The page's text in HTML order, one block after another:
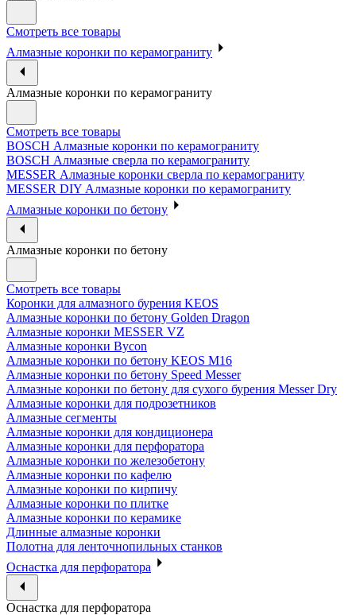
Смотреть все товары
Алмазные коронки по керамограниту
Алмазные коронки по керамограниту
Смотреть все товары
BOSCH Алмазные коронки по керамограниту
BOSCH Алмазные сверла по керамограниту
MESSER Алмазные коронки сверла по керамограниту
MESSER DIY Алмазные коронки по керамограниту
Алмазные коронки по бетону
Алмазные коронки по бетону
Смотреть все товары
Коронки для алмазного бурения KEOS
Алмазные коронки по бетону Golden Dragon
Алмазные коронки MESSER VZ
Алмазные коронки Bycon
Алмазные коронки по бетону KEOS M16
Алмазные коронки по бетону Speed Messer
Алмазные коронки по бетону для сухого бурения Messer Dry
Алмазные коронки для подрозетников
Алмазные сегменты
Алмазные коронки для кондиционера
Алмазные коронки для перфоратора
Алмазные коронки по железобетону
Алмазные коронки по кафелю
Алмазные коронки по кирпичу
Алмазные коронки по плитке
Алмазные коронки по керамике
Длинные алмазные коронки
Полотна для ленточнопильных станков
Оснастка для перфоратора
Оснастка для перфоратора